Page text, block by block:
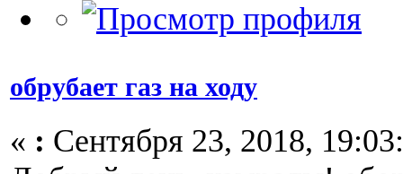
обрубает газ на ходу
« : Сентября 23, 2018,